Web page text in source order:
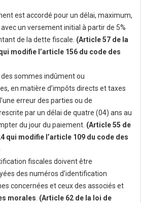
est accordé pour un délai, maximum,
un versement initial à partir de 5%
de la dette fiscale. (Article 57 de la
modifie l’article 156 du code des
des sommes indûment ou
en matière d’impôts directs et taxes
erreur des parties ou de
par un délai de quatre (04) ans au
du jour du paiement. (Article 55 de
qui modifie l’article 109 du code des
fiscales doivent être
des numéros d’identification
concernées et ceux des associés et
morales (Article 62 de la loi de